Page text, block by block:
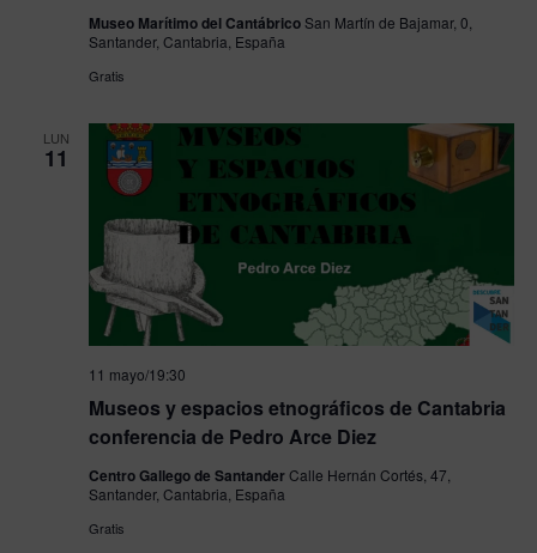
Museo Marítimo del CantábricoSan Martín de Bajamar, 0,
Santander, Cantabria, España
Gratis
LUN
11
Museos y espacios etnográficos de Cantabria
conferencia de Pedro Arce Diez
11 mayo/19:30
Centro Gallego de SantanderCalle Hernán Cortés, 47,
Santander, Cantabria, España
Gratis